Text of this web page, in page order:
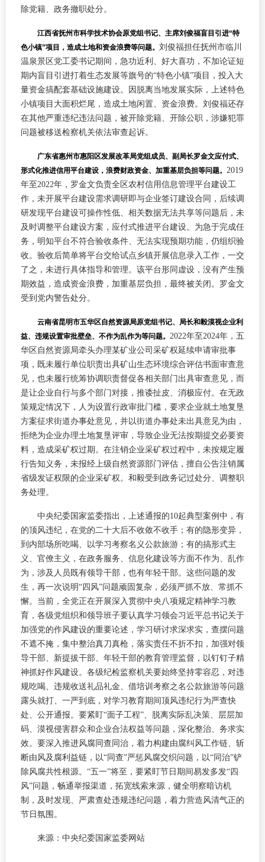
除党籍、政务撤职处分。
江西省抚州市科学技术协会原党组书记、主席刘俊福盲目引进“特
色小镇”项目，造成土地和资金浪费等问题。 刘俊福担任抚州市临川
温泉景区党工委书记期间，急功近利、好大喜功，不加论证短
期内盲目引进打着生态发展等旗号的“特色小镇”项目，投入大
量资金搞配套基础设施建设。因脱离当地发展实际，上述特色
小镇项目大面积烂尾，造成土地闲置、资金浪费。刘俊福还存
在其他严重违纪违法问题，被开除党籍、开除公职，涉嫌犯罪
问题被移送检察机关依法审查起诉。
广东省惠州市惠阳区发展改革局党组成员、副局长罗金文应付式、
形式化推进信用平台建设，浪费财政资金、加重基层负担等问题。 2019
年至2022年，罗金文负责全区农村信用信息管理平台建设工
作，未开展平台建设需求调研即与企业签订建设合同，后续调
研发现平台建设可操作性低、相关数据无法共享等问题后，未
及时调整平台建设方案，应付式推进平台建设。为急于完成任
务，明知平台不符合验收条件、无法实现预期功能，仍组织验
收。验收后简单将平台交给试点乡镇开展信息录入工作，一交
了之，未进行具体指导和管理。该平台形同虚设，没有产生预
期效益，造成资金浪费，加重基层负担，最终被关闭。罗金文
受到党内警告处分。
云南省昆明市五华区自然资源局原党组书记、局长和毅漠视企业利
益、违规设置审批壁垒、不作为乱作为等问题。 2022年至2024年，五
华区自然资源局牵头办理某矿业公司采矿权延续申请审批事
项，既未履行单位职责出具矿山生态环境综合评估书面审查意
见，也未履行统筹协调职责督促各相关部门出具审查意见，而
是让企业自行与多个部门对接，推诿扯皮、消极应付。在无政
策规定情况下，人为设置行政审批门槛，要求企业就土地复垦
方案征求街道办事处意见，并以街道办事处未出具意见为由，
拒绝为企业办理土地复垦评审，导致企业无法按期提交必要资
料，造成采矿权过期。在注销企业采矿权过程中，未按规定履
行告知义务，未报经上级自然资源部门评估，擅自公告注销属
省级发证权限的企业采矿权。和毅受到政务记过处分、调整职
务处理。
中央纪委国家监委指出，上述通报的10起典型案例中，有
的顶风违纪，在党的二十大后不收敛不收手；有的隐形变异，
到内部场所吃喝、以学习考察名义公款旅游；有的搞形式主
义、官僚主义，在政务服务、信息化建设等方面不作为、乱作
为，涉及人员既有领导干部，也有年轻干部。这些问题的发
生，再一次说明“四风”问题顽固复杂，必须严抓不放、常抓不
懈。当前，全党正在开展深入贯彻中央八项规定精神学习教
育，各级党组织和领导班子要认真学习领会习近平总书记关于
加强党的作风建设的重要论述，学习研讨求深求实，查摆问题
不遮不掩，集中整治真刀真枪，落实责任不折不扣，加强对领
导干部、新提拔干部、年轻干部的教育管理监督，以钉钉子精
神抓好作风建设。各级纪检监察机关要始终坚持零容忍，对违
规吃喝、违规收送礼品礼金、借培训考察之名公款旅游等问题
露头就打、一严到底，对学习教育期间顶风违纪行为严查快
处、公开通报。要紧盯“面子工程”、脱离实际乱决策、层层加
码、漠视侵害群众和企业合法权益等问题，深化整治、务求实
效。要深入推进风腐同查同治，着力构建由腐纠风工作链、斩
断由风及腐利益链，以“同查”严惩风腐交织问题，以“同治”铲
除风腐共性根源。“五一”将至，要紧盯节日期间易发多发“四
风”问题，畅通举报渠道，拓宽线索来源，健全明察暗访机
制，及时发现、严肃查处违规违纪问题，着力营造风清气正的
节日氛围。
来源：中央纪委国家监委网站